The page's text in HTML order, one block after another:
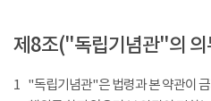
제8조("독립기념관"의 의
1 "독립기념관"은 법령과 본 약관이